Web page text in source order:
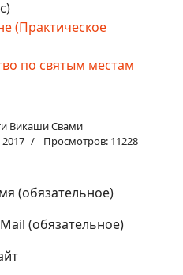
(Практическое
по святым местам
Викаши Свами
Просмотров: 11228
(обязательное)
(обязательное)